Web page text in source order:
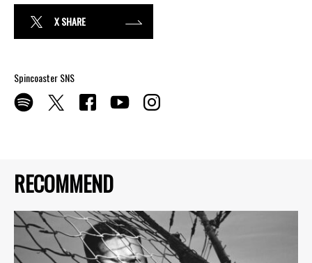
RECOMMEND
X SHARE
Spincoaster SNS